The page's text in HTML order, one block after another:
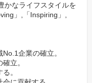
かなライフスタイルを
」,「Inspiring」,
企業の確立。
立。
。